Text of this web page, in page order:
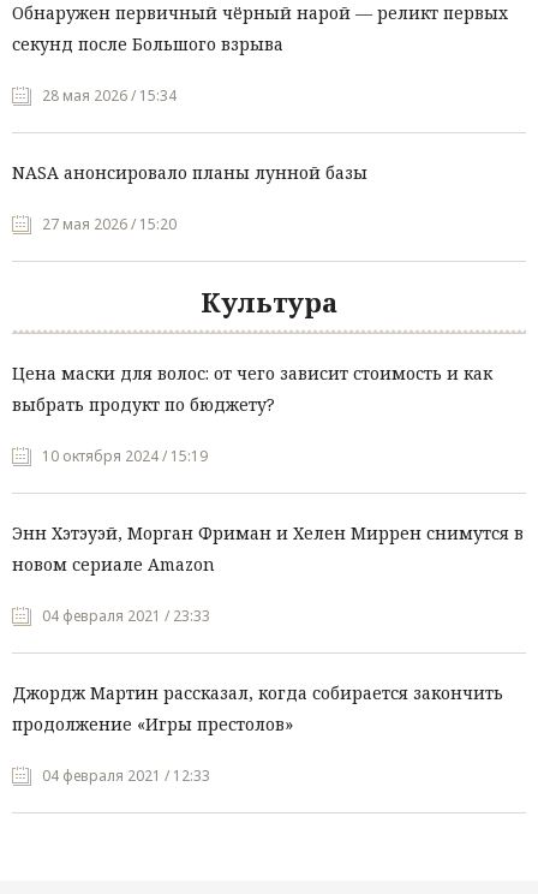
Обнаружен первичный чёрный нарой — реликт первых
секунд после Большого взрыва
28 мая 2026 / 15:34
NASA анонсировало планы лунной базы
27 мая 2026 / 15:20
Культура
Цена маски для волос: от чего зависит стоимость и как
выбрать продукт по бюджету?
10 октября 2024 / 15:19
Энн Хэтэуэй, Морган Фриман и Хелен Миррен снимутся в
новом сериале Amazon
04 февраля 2021 / 23:33
Джордж Мартин рассказал, когда собирается закончить
продолжение «Игры престолов»
04 февраля 2021 / 12:33